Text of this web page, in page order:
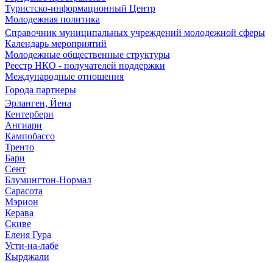
Туристско-информационный Центр
Молодежная политика
Справочник муниципальных учреждений молодежной сферы
Календарь мероприятий
Молодежные общественные структуры
Реестр НКО - получателей поддержки
Международные отношения
Города партнеры
Эрланген, Йена
Кентербери
Ангиари
Кампобассо
Тренто
Бари
Сент
Блумингтон-Нормал
Сарасота
Мэрион
Керава
Скиве
Еленя Гура
Усти-на-лабе
Кырджали